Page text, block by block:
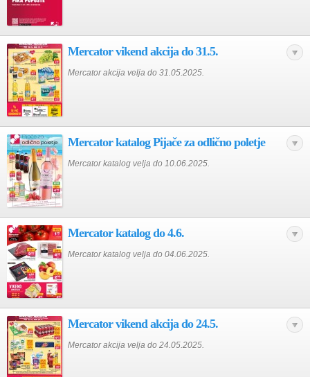
Mercator vikend akcija do 31.5.
Mercator akcija velja do 31.05.2025.
Mercator katalog Pijače za odlično poletje
Mercator katalog velja do 10.06.2025.
Mercator katalog do 4.6.
Mercator katalog velja do 04.06.2025.
Mercator vikend akcija do 24.5.
Mercator akcija velja do 24.05.2025.